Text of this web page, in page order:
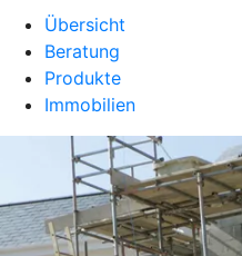
Übersicht
Beratung
Produkte
Immobilien